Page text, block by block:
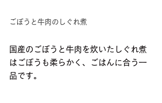
ごぼうと牛肉のしぐれ煮
国産のごぼうと牛肉を炊いたしぐれ煮
はごぼうも柔らかく、ごはんに合う一
品です。